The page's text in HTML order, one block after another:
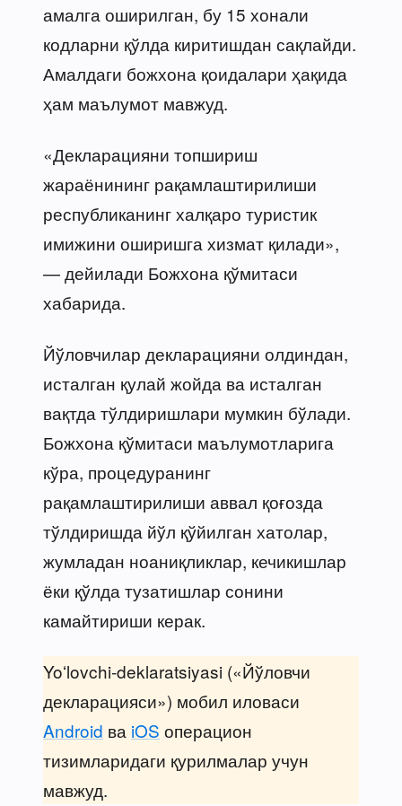
амалга оширилган, бу 15 хонали
кодларни қўлда киритишдан сақлайди.
Амалдаги божхона қоидалари ҳақида
ҳам маълумот мавжуд.
«Декларацияни топшириш
жараёнининг рақамлаштирилиши
республиканинг халқаро туристик
имижини оширишга хизмат қилади»,
— дейилади Божхона қўмитаси
хабарида.
Йўловчилар декларацияни олдиндан,
исталган қулай жойда ва исталган
вақтда тўлдиришлари мумкин бўлади.
Божхона қўмитаси маълумотларига
кўра, процедуранинг
рақамлаштирилиши аввал қоғозда
тўлдиришда йўл қўйилган хатолар,
жумладан ноаниқликлар, кечикишлар
ёки қўлда тузатишлар сонини
камайтириши керак.
Yoʻlovchi-deklaratsiyasi («Йўловчи
декларацияси») мобил иловаси
Android ва iOS операцион
тизимларидаги қурилмалар учун
мавжуд.